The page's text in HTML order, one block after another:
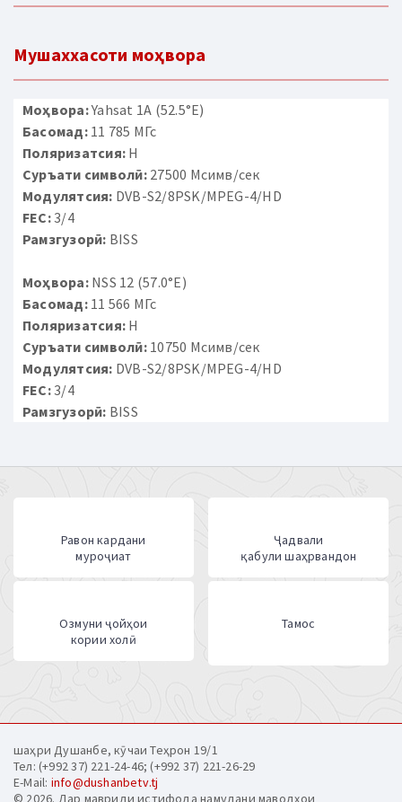
Мушаххасоти моҳвора
Моҳвора:Yahsat 1A (52.5°E)
Басомад:11 785 МГс
Поляризатсия: H
Суръати символӣ:27500 Мсимв/сек
Модулятсия: DVB-S2/8PSK/MPEG-4/HD
FEC:3/4
Рамзгузорӣ: BISS
Моҳвора:NSS 12 (57.0°E)
Басомад:11 566 МГс
Поляризатсия: H
Суръати символӣ:10750 Мсимв/сек
Модулятсия: DVB-S2/8PSK/MPEG-4/HD
FEC:3/4
Рамзгузорӣ: BISS
Равон кардани
муроҷиат
Ҷадвали
қабули шаҳрвандон
Озмуни ҷойҳои
кории холӣ
Тамос
шаҳри Душанбе, кӯчаи Теҳрон 19/1
Тел: (+992 37) 221-24-46; (+992 37) 221-26-29
E-Mail: info@dushanbetv.tj
© 2026. Дар мавриди истифода намудани маводҳои